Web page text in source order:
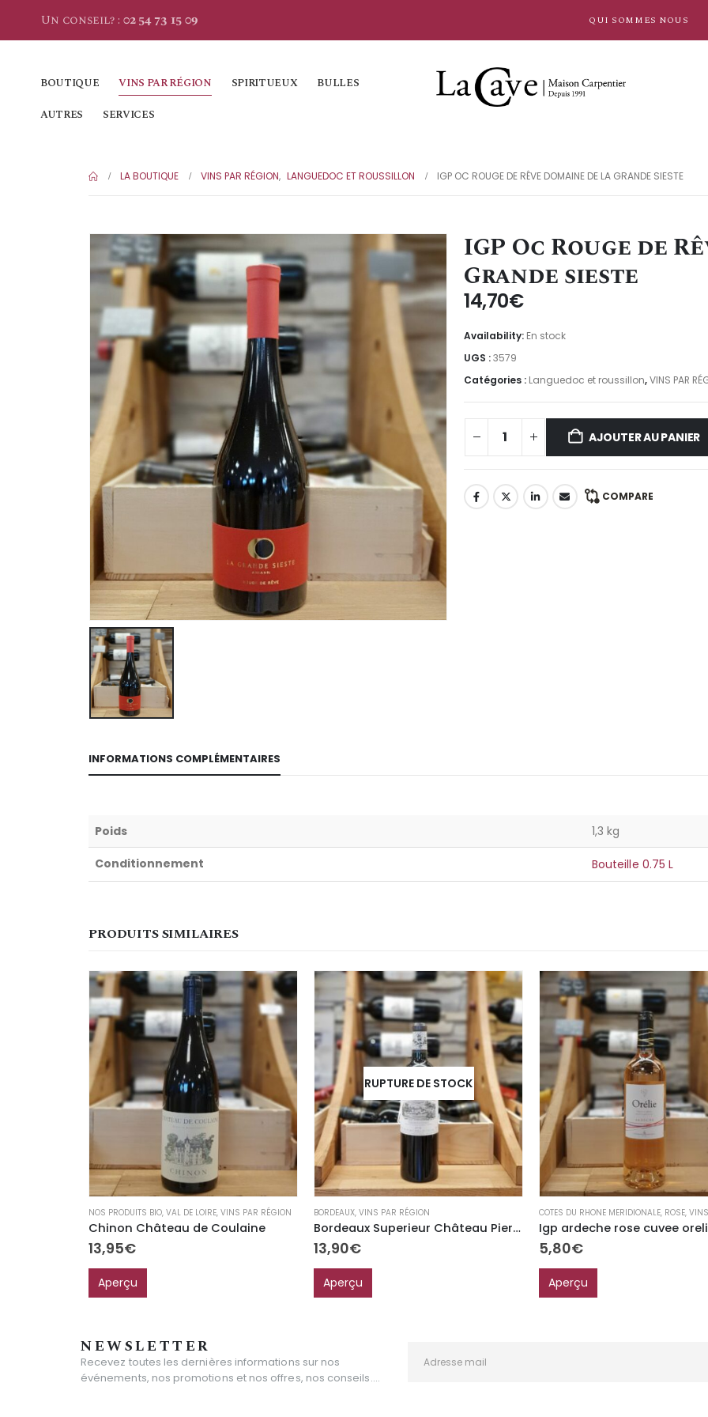
Un conseil? : 02 54 73 15 09 QUI SOMMES NOUS
BOUTIQUE VINS PAR RÉGION SPIRITUEUX
BULLES
AUTRES
SERVICES
LA BOUTIQUE VINS PAR RÉGION, LANGUEDOC ET ROUSSILLON IGP OC ROUGE DE RÊVE DOMAINE DE LA GRANDE SIESTE
IGP Oc Rouge de
Grande sieste
14,70€
Availability: En stock
UGS :3579
Catégories : Languedoc et roussillon,VINS PAR
AJOUTER AU PANIER
COMPARE
INFORMATIONS COMPLÉMENTAIRES
Poids 1,3 kg
Conditionnement Bouteille 0.75 L
PRODUITS SIMILAIRES
NOS PRODUITS BIO, VAL DE LOIRE, VINS PAR RÉGION
Chinon Château de Coulaine
13,95€
Aperçu
RUPTURE DE STOCK
BORDEAUX, VINS PAR RÉGION
Bordeaux Superieur Château Pierrail
13,90€
Aperçu
COTES DU RHONE MERIDIONALE, ROSE, VINS
Igp ardeche rose cuvee
5,80€
Aperçu
NEWSLETTER
Recevez toutes les dernières informations sur nos
événements, nos promotions et nos offres, nos conseils....